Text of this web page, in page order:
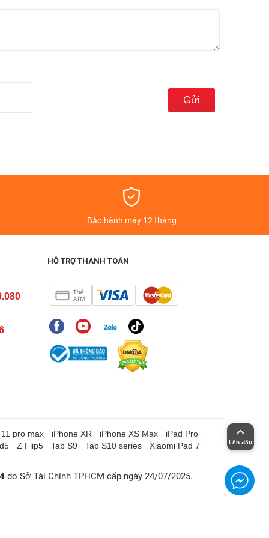
Bảo hành máy 12 tháng
HỖ TRỢ THANH TOÁN
pro max- iPhone XR - iPhone XS Max- iPad Pro -
- Z Flip5- Tab S9 - Tab S10 series- Xiaomi Pad 7 -
do Sở Tài Chính TPHCM cấp ngày 24/07/2025.
Lên đầu